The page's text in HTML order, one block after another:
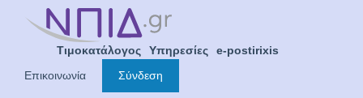
Τιμοκατάλογος Υπηρεσίες
e-postirixis
Επικοινωνία
Σύνδεση